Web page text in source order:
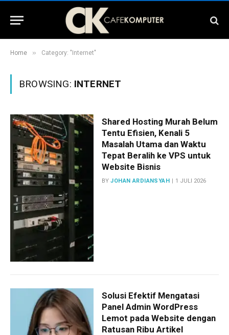
Home » Category: "Internet"
BROWSING: INTERNET
Shared Hosting Murah Belum
Tentu Efisien, Kenali 5
Masalah Utama dan Waktu
Tepat Beralih ke VPS untuk
Website Bisnis
BY JOHAN ARDIANSYAH 1 JULI 2026
Solusi Efektif Mengatasi
Panel Admin WordPress
Lemot pada Website dengan
Ratusan Ribu Artikel